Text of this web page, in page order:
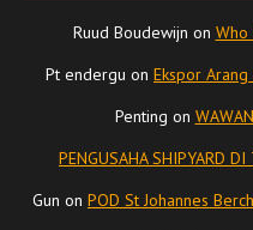
Ruud Boudewijn on Who
Pt endergu on Ekspor
Penting on
PENGUSAHA SHIPYARD DI
Gun on POD St Johannes